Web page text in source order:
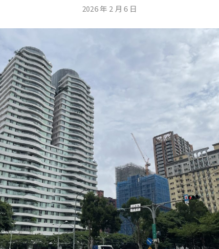
2026 年 2 月 6 日